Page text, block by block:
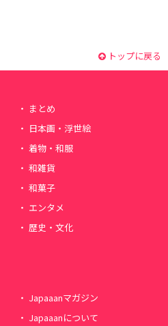
トップに戻る
まとめ
日本画・浮世絵
着物・和服
和雑貨
和菓子
エンタメ
歴史・文化
Japaaanマガジン
Japaaanについて